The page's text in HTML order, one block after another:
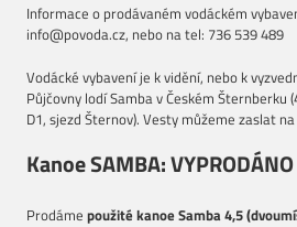
Informace o prodávaném vodáckém
info@povoda.cz, nebo na tel: 736 539 489
Vodácké vybavení je k vidění, nebo k
Půjčovny lodí Samba v Českém Šternberku
D1, sjezd Šternov). Vesty můžeme zaslat
Kanoe SAMBA: VYPRODÁNO
Prodáme použité kanoe Samba 4,5